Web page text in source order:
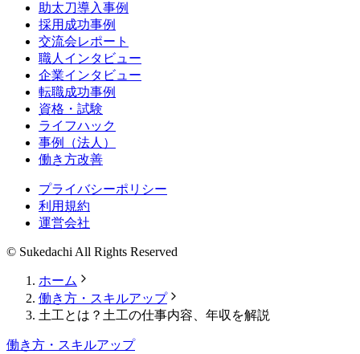
助太刀導入事例
採用成功事例
交流会レポート
職人インタビュー
企業インタビュー
転職成功事例
資格・試験
ライフハック
事例（法人）
働き方改善
プライバシーポリシー
利用規約
運営会社
© Sukedachi All Rights Reserved
ホーム
働き方・スキルアップ
土工とは？土工の仕事内容、年収を解説
働き方・スキルアップ